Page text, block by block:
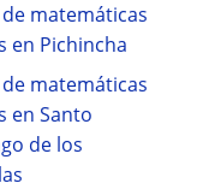
de matemáticas
en Pichincha
de matemáticas
en Santo
de los